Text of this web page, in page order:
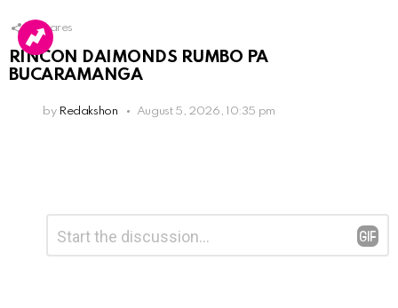
Shares
RINCON DAIMONDS RUMBO PA
BUCARAMANGA
by Redakshon August 5, 2026, 10:35 pm
Reply